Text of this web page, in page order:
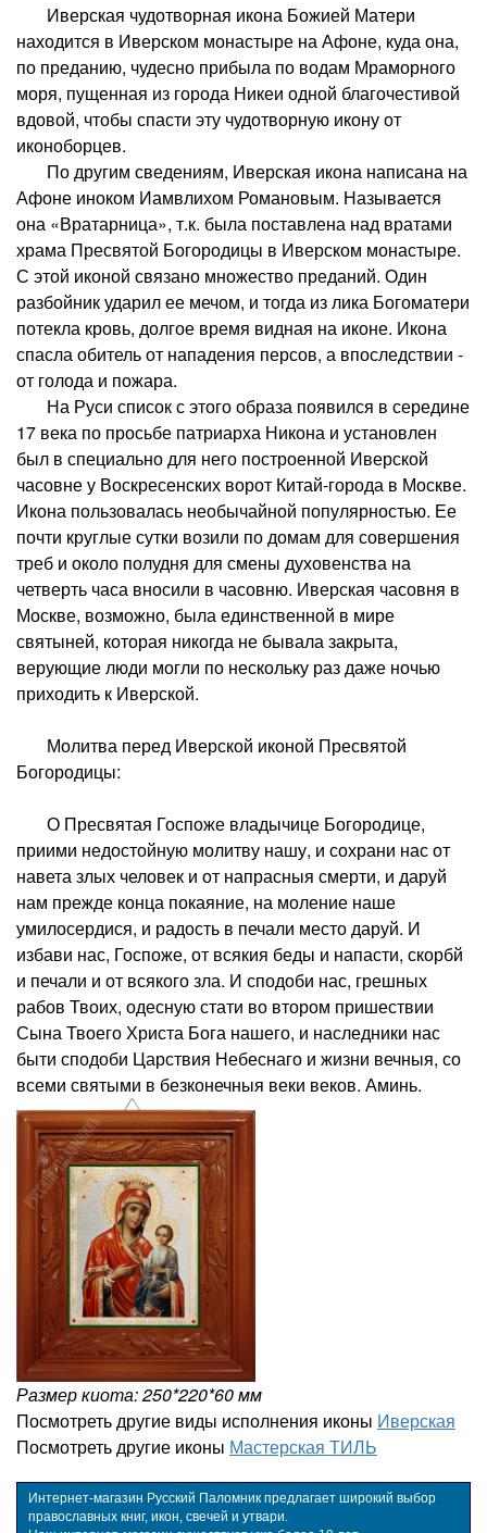
Иверская чудотворная икона Божией Матери
находится в Иверском монастыре на Афоне, куда она,
по преданию, чудесно прибыла по водам Мраморного
моря, пущенная из города Никеи одной благочестивой
вдовой, чтобы спасти эту чудотворную икону от
иконоборцев.
По другим сведениям, Иверская икона написана на
Афоне иноком Иамвлихом Романовым. Называется
она «Вратарница», т.к. была поставлена над вратами
храма Пресвятой Богородицы в Иверском монастыре.
С этой иконой связано множество преданий. Один
разбойник ударил ее мечом, и тогда из лика Богоматери
потекла кровь, долгое время видная на иконе. Икона
спасла обитель от нападения персов, а впоследствии -
от голода и пожара.
На Руси список с этого образа появился в середине
17 века по просьбе патриарха Никона и установлен
был в специально для него построенной Иверской
часовне у Воскресенских ворот Китай-города в Москве.
Икона пользовалась необычайной популярностью. Ее
почти круглые сутки возили по домам для совершения
треб и около полудня для смены духовенства на
четверть часа вносили в часовню. Иверская часовня в
Москве, возможно, была единственной в мире
святыней, которая никогда не бывала закрыта,
верующие люди могли по нескольку раз даже ночью
приходить к Иверской.
Молитва перед Иверской иконой Пресвятой
Богородицы:
О Пресвятая Госпоже владычице Богородице,
приими недостойную молитву нашу, и сохрани нас от
навета злых человек и от напрасныя смерти, и даруй
нам прежде конца покаяние, на моление наше
умилосердися, и радость в печали место даруй. И
избави нас, Госпоже, от всякия беды и напасти, скорбй
и печали и от всякого зла. И сподоби нас, грешных
рабов Твоих, одесную стати во втором пришествии
Сына Твоего Христа Бога нашего, и наследники нас
быти сподоби Царствия Небеснаго и жизни вечныя, со
всеми святыми в безконечныя веки веков. Аминь.
Размер киота: 250*220*60 мм
Посмотреть другие виды исполнения иконы Иверская
Посмотреть другие иконы Мастерская ТИЛЬ
Интернет-магазин Русский Паломник предлагает широкий выбор
православных книг, икон, свечей и утвари.